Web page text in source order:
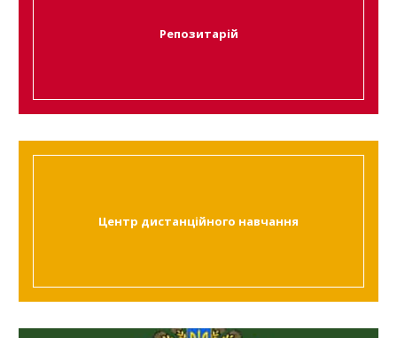
Репозитарій
Центр дистанційного навчання